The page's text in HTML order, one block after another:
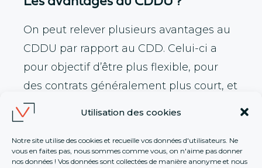
Utilisation des cookies
Notre site utilise des cookies et recueille vos données d'utilisateurs. Ne
vous en faites pas, nous sommes comme vous, on n'aime pas donner
nos données ! Vos données sont collectées de manière anonyme et nous
On peut relever plusieurs avantages au
CDDU par rapport au CDD. Celui-ci a
pour objectif d’être plus flexible, pour
des contrats généralement plus court, et
de nombreux avantages découle de
Le CDDU :